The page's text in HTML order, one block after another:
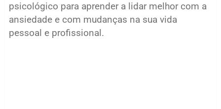
psicológico para aprender a lidar melhor com a
ansiedade e com mudanças na sua vida
pessoal e profissional.